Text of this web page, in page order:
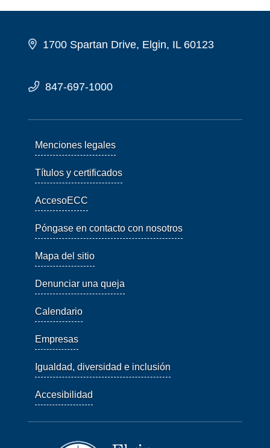
1700 Spartan Drive, Elgin, IL 60123
847-697-1000
Menciones legales
Títulos y certificados
AccesoECC
Póngase en contacto con nosotros
Mapa del sitio
Denunciar una queja
Calendario
Empresas
Igualdad, diversidad e inclusión
Accesibilidad